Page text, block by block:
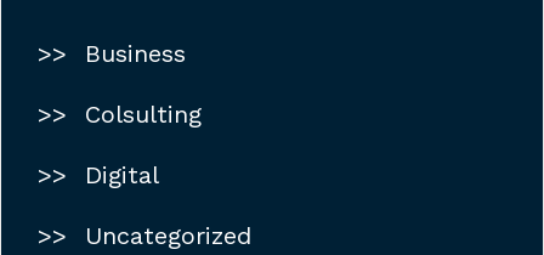
Business
Colsulting
Digital
Uncategorized